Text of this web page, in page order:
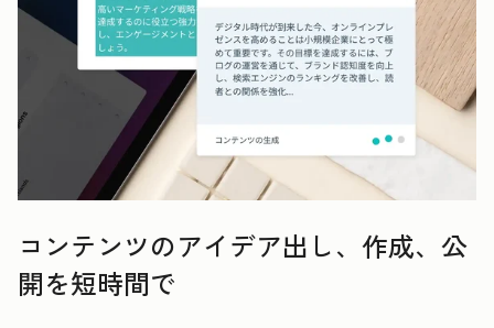
コンテンツのアイデア出し、作成、公
開を短時間で